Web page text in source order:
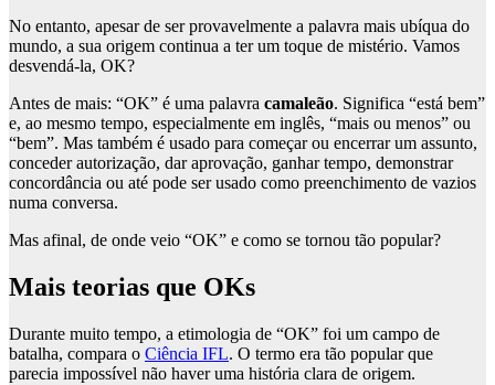
No entanto, apesar de ser provavelmente a palavra mais ubíqua do
mundo, a sua origem continua a ter um toque de mistério. Vamos
desvendá-la, OK?
Antes de mais: “OK” é uma palavra camaleão. Significa “está bem”
e, ao mesmo tempo, especialmente em inglês, “mais ou menos” ou
“bem”. Mas também é usado para começar ou encerrar um assunto,
conceder autorização, dar aprovação, ganhar tempo, demonstrar
concordância ou até pode ser usado como preenchimento de vazios
numa conversa.
Mas afinal, de onde veio “OK” e como se tornou tão popular?
Mais teorias que OKs
Durante muito tempo, a etimologia de “OK” foi um campo de
batalha, compara o Ciência IFL. O termo era tão popular que
parecia impossível não haver uma história clara de origem.